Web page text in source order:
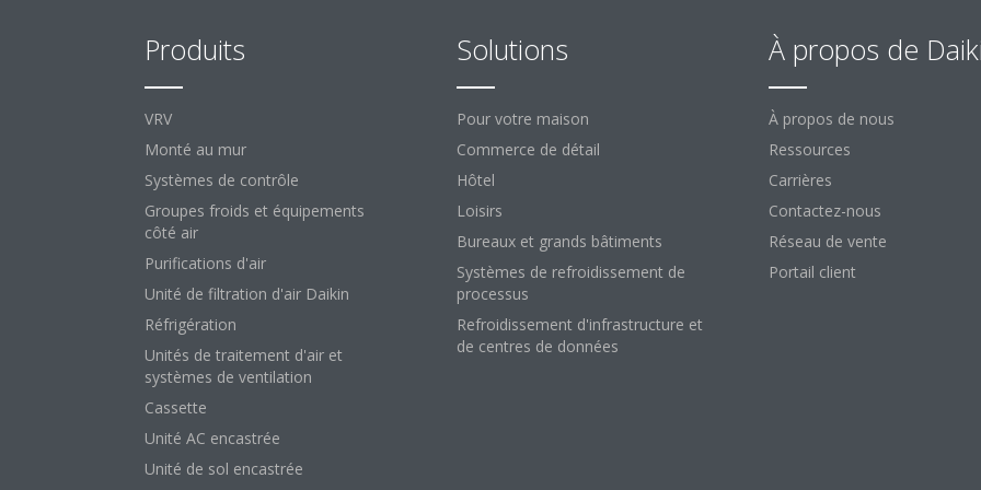
Produits
VRV
Monté au mur
Systèmes de contrôle
Groupes froids et équipements
côté air
Purifications d'air
Unité de filtration d'air Daikin
Réfrigération
Unités de traitement d'air et
systèmes de ventilation
Cassette
Unité AC encastrée
Unité de sol encastrée
Solutions
Pour votre maison
Commerce de détail
Hôtel
Loisirs
Bureaux et grands bâtiments
Systèmes de refroidissement de
processus
Refroidissement d'infrastructure et
de centres de données
À propos de
À propos de nous
Ressources
Carrières
Contactez-nous
Réseau de vente
Portail client